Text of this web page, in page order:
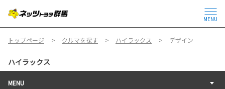
MENU
トップページ クルマを探す ハイラックス デザイン
ハイラックス
MENU